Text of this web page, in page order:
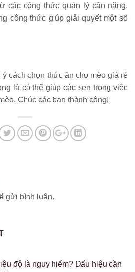
các công thức quản lý cân nặng.
công thức giúp giải quyết một số
cách chọn thức ăn cho mèo giá rẻ
là có thể giúp các sen trong việc
Chúc các bạn thành công!
gửi bình luận.
độ là nguy hiểm? Dấu hiệu cần